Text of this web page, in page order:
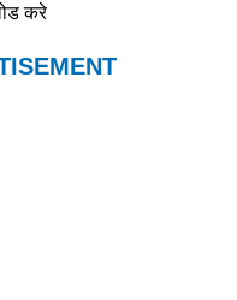
करे